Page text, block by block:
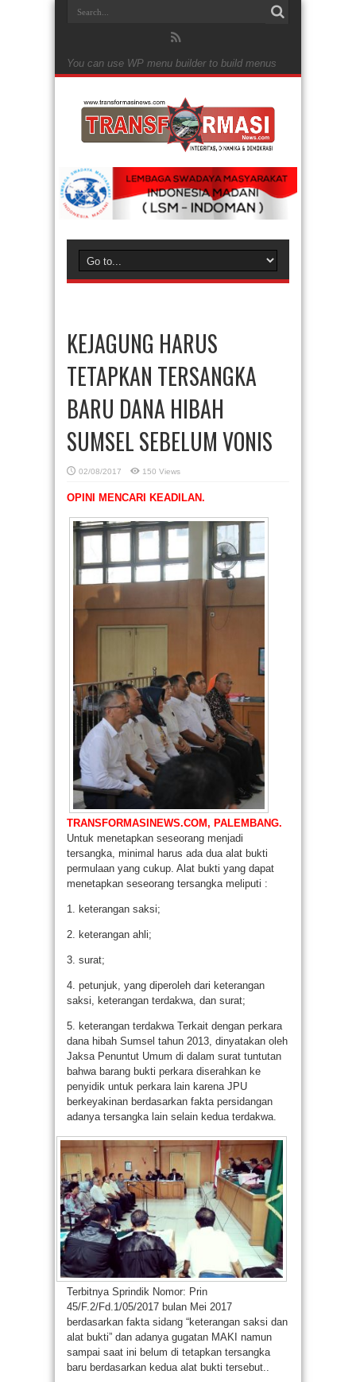
You can use WP menu builder to build menus
KEJAGUNG HARUS
TETAPKAN TERSANGKA
BARU DANA HIBAH
SUMSEL SEBELUM VONIS
02/08/2017 150 Views
OPINI MENCARI KEADILAN.
TRANSFORMASINEWS.COM, PALEMBANG.
Untuk menetapkan seseorang menjadi
tersangka, minimal harus ada dua alat bukti
permulaan yang cukup. Alat bukti yang dapat
menetapkan seseorang tersangka meliputi :
1. keterangan saksi;
2. keterangan ahli;
3. surat;
4. petunjuk, yang diperoleh dari keterangan
saksi, keterangan terdakwa, dan surat;
5. keterangan terdakwa Terkait dengan perkara
dana hibah Sumsel tahun 2013, dinyatakan oleh
Jaksa Penuntut Umum di dalam surat tuntutan
bahwa barang bukti perkara diserahkan ke
penyidik untuk perkara lain karena JPU
berkeyakinan berdasarkan fakta persidangan
adanya tersangka lain selain kedua terdakwa.
Terbitnya Sprindik Nomor: Prin
45/F.2/Fd.1/05/2017 bulan Mei 2017
berdasarkan fakta sidang “keterangan saksi dan
alat bukti” dan adanya gugatan MAKI namun
sampai saat ini belum di tetapkan tersangka
baru berdasarkan kedua alat bukti tersebut..